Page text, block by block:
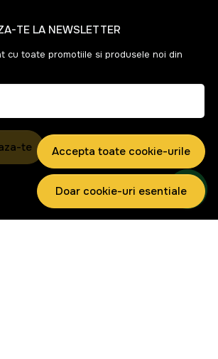
Accepta toate cookie-urile
Doar cookie-uri esentiale
TE LA NEWSLETTER
cu toate promotiile si produsele noi din
te